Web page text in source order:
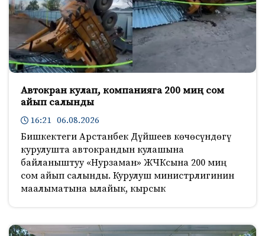
Автокран кулап, компанияга 200 миң сом
айып салынды
16:21 06.08.2026
Бишкектеги Арстанбек Дүйшеев көчөсүндөгү
курулушта автокрандын кулашына
байланыштуу «Нурзаман» ЖЧКсына 200 миң
сом айып салынды. Курулуш министрлигинин
маалыматына ылайык, кырсык